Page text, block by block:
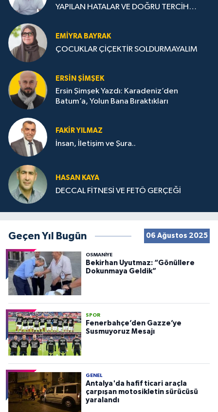
YAPILAN HATALAR VE DOĞRU TERCİH
EMIYRA BAYRAK
ÇOCUKLAR ÇİÇEKTİR SOLDURMAYALIM
ERSIN ŞIMŞEK
Ersin Şimşek Yazdı: Karadeniz’den
Batum’a, Yolun Bana Bıraktıkları
FAKIR YILMAZ
İnsan, İletişim ve Şura..
HASAN KAYA
DECCAL FİTNESİ VE FETÖ GERÇEĞİ
Geçen Yıl Bugün 06 Ağustos 2025
OSMANIYE
Bekirhan Uyutmaz: “Gönüllere
Dokunmaya Geldik”
SPOR
Fenerbahçe’den Gazze’ye
Susmuyoruz Mesajı
GENEL
Antalya'da hafif ticari araçla
çarpışan motosikletin sürücüsü
yaralandı